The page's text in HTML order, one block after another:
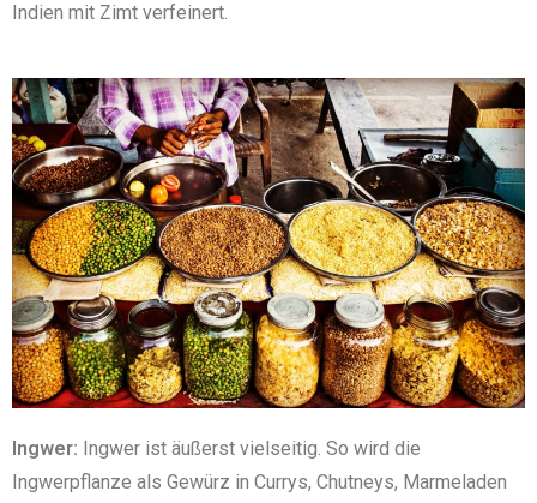
Indien mit Zimt verfeinert.
Ingwer: Ingwer ist äußerst vielseitig. So wird die
Ingwerpflanze als Gewürz in Currys, Chutneys, Marmeladen